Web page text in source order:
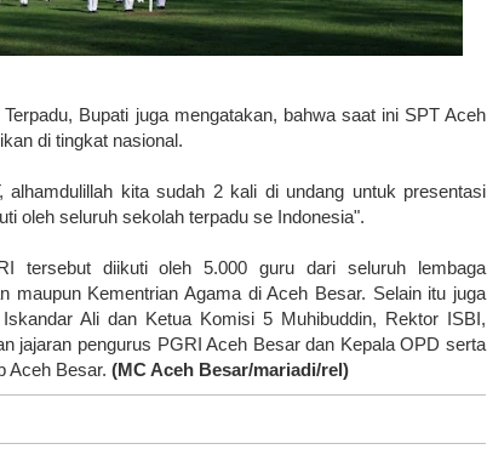
Bupati juga mengatakan, bahwa saat ini SPT Aceh
di tingkat nasional.
alhamdulillah kita sudah 2 kali di undang untuk presentasi
oleh seluruh sekolah terpadu se Indonesia".
tersebut diikuti oleh 5.000 guru dari seluruh lembaga
maupun Kementrian Agama di Aceh Besar. Selain itu juga
Ali dan Ketua Komisi 5 Muhibuddin, Rektor ISBI,
jajaran pengurus PGRI Aceh Besar dan Kepala OPD serta
Aceh Besar. (MC Aceh Besar/mariadi/rel)